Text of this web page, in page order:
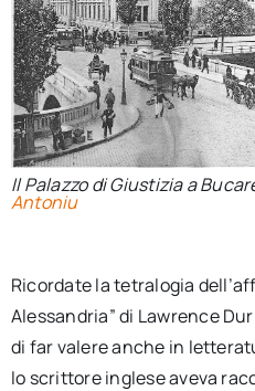
Il Palazzo di Giustizia a
Antoniu
Ricordate la tetralogia
Alessandria” di Lawrence
di far valere anche in
lo scrittore inglese aveva